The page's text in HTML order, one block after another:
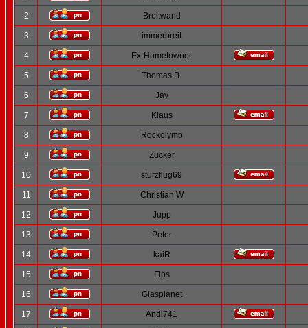
2 Breitwand
3 immerbreit
4 Ex-Hometowner
5 Thomas B.
6 Jay
7 Klaus
8 Rockolymp
9 Zucker
10 sturzflug69
11 Christian W
12 Jupp
13 Peter
14 kaiR
15 Fips
16 Glasplanet
17 Andi741